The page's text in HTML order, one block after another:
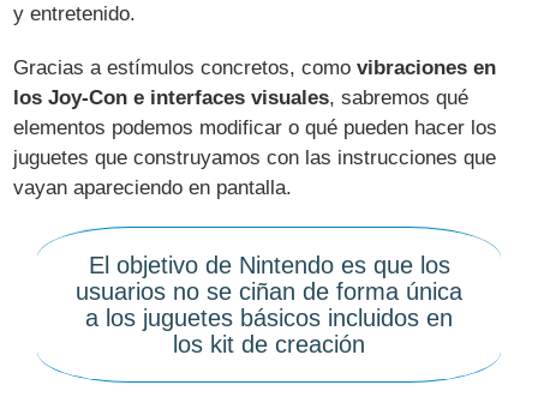
y entretenido.
Gracias a estímulos concretos, comovibraciones en
los Joy-Con e interfaces visuales, sabremos qué
elementos podemos modificar o qué pueden hacer los
juguetes que construyamos con las instrucciones que
vayan apareciendo en pantalla.
El objetivo de Nintendo es que los
usuarios no se ciñan de forma única
a los juguetes básicos incluidos en
los kit de creación